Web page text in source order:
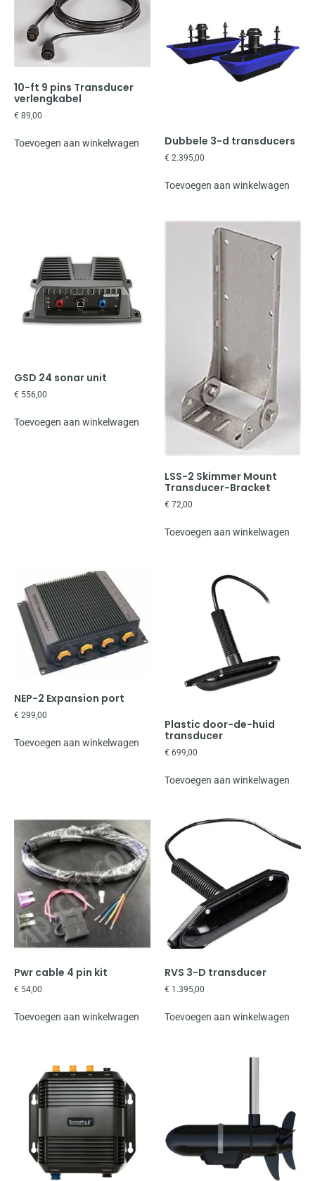
10-ft 9 pins Transducer
verlengkabel
€ 89,00
Toevoegen aan winkelwagen Dubbele 3-d transducers
€ 2.395,00
Toevoegen aan winkelwagen
GSD 24 sonar unit
€ 556,00
Toevoegen aan winkelwagen
LSS-2 Skimmer Mount
Transducer-Bracket
€ 72,00
Toevoegen aan winkelwagen
NEP-2 Expansion port
€ 299,00
Toevoegen aan winkelwagen
Plastic door-de-huid
transducer
€ 699,00
Toevoegen aan winkelwagen
Pwr cable 4 pin kit
€ 54,00
Toevoegen aan winkelwagen
RVS 3-D transducer
€ 1.395,00
Toevoegen aan winkelwagen